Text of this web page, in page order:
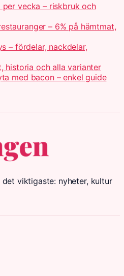
vecka – riskbruk och
– 6% på hämtmat,
– fördelar, nackdelar,
historia och alla varianter
med bacon – enkel guide
det viktigaste: nyheter, kultur